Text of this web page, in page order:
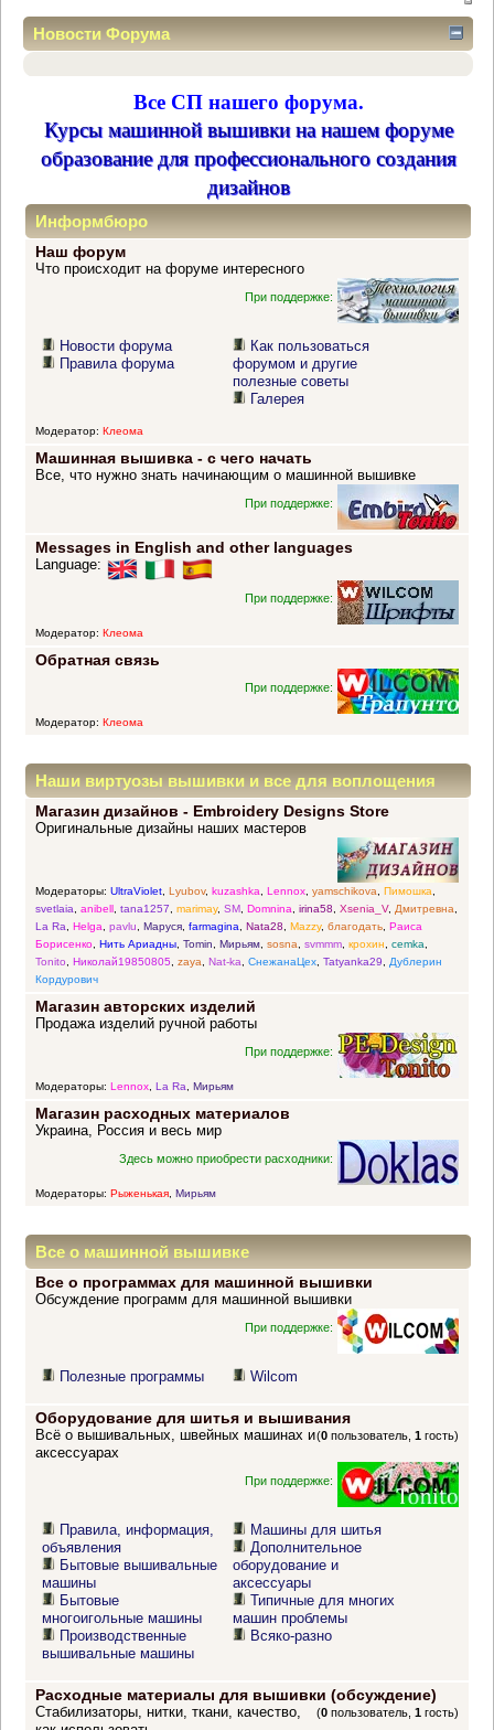
Новости Форума
Все СП нашего форума.
Курсы машинной вышивки на нашем форуме
образование для профессионального создания
дизайнов
Информбюро
Наш форум
Что происходит на форуме интересного
При поддержке:
Новости форума
Правила форума
Как пользоваться
форумом и другие
полезные советы
Галерея
Модератор: Клеома
Машинная вышивка - с чего начать
Все, что нужно знать начинающим о машинной вышивке
При поддержке:
Messages in English and other languages
Language:
При поддержке:
Модератор: Клеома
Обратная связь
При поддержке:
Модератор: Клеома
Наши виртуозы вышивки и все для воплощения
прекрасных идей
Магазин дизайнов - Embroidery Designs Store
Оригинальные дизайны наших мастеров
Модераторы: UltraViolet, Lyubov, kuzashka, Lennox, yamschikova, Пимошка,
svetlaia, anibell, tana1257, marimay, SM, Domnina, irina58, Xsenia_V, Дмитревна,
La Ra, Helga, pavlu, Маруся, farmagina, Nata28, Mazzy, благодать, Раиса
Борисенко, Нить Ариадны, Tomin, Мирьям, sosna, svmmm, крохин, cemka,
Tonito, Николай19850805, zaya, Nat-ka, СнежанаЦех, Tatyanka29, Дублерин
Кордурович
Магазин авторских изделий
Продажа изделий ручной работы
При поддержке:
Модераторы: Lennox, La Ra, Мирьям
Магазин расходных материалов
Украина, Россия и весь мир
Здесь можно приобрести расходники:
Модераторы: Рыженькая, Мирьям
Все о машинной вышивке
Все о программах для машинной вышивки
Обсуждение программ для машинной вышивки
При поддержке:
Полезные программы Wilcom
Оборудование для шитья и вышивания
(0 пользователь,1 гость)
Всё о вышивальных, швейных машинах и
аксессуарах
При поддержке:
Правила, информация,
объявления
Бытовые вышивальные
машины
Бытовые
многоигольные машины
Производственные
вышивальные машины
Машины для шитья
Дополнительное
оборудование и
аксессуары
Типичные для многих
машин проблемы
Всяко-разно
Расходные материалы для вышивки (обсуждение)
(0 пользователь,1 гость)
Стабилизаторы, нитки, ткани, качество,